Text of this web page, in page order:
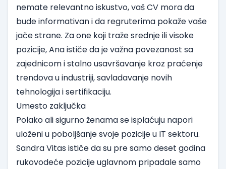
nemate relevantno iskustvo, vaš CV mora da
bude informativan i da regruterima pokaže vaše
jače strane. Za one koji traže srednje ili visoke
pozicije, Ana ističe da je važna povezanost sa
zajednicom i stalno usavršavanje kroz praćenje
trendova u industriji, savladavanje novih
tehnologija i sertifikaciju.
Umesto zaključka
Polako ali sigurno ženama se isplaćuju napori
uloženi u poboljšanje svoje pozicije u IT sektoru.
Sandra Vitas ističe da su pre samo deset godina
rukovodeće pozicije uglavnom pripadale samo